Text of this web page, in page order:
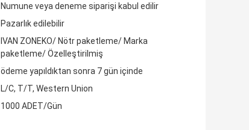
Numune veya deneme siparişi kabul edilir
Pazarlık edilebilir
IVAN ZONEKO/ Nötr paketleme/ Marka
paketleme/ Özelleştirilmiş
ödeme yapıldıktan sonra 7 gün içinde
L/C, T/T, Western Union
1000 ADET/Gün